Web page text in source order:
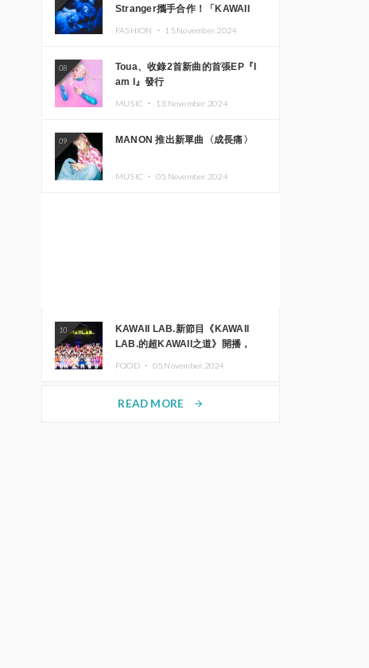
Stranger攜手合作！「KAWAII
FASHION ・ 15.November.2024
08
Toua、收錄2首新曲的首張EP『I
am I』發行
MUSIC ・ 13.November.2024
09 MANON 推出新單曲〈成長痛〉
MUSIC ・ 05.November.2024
10
KAWAII LAB.新節目《KAWAII
LAB.的超KAWAII之道》開播，
FOOD ・ 05.November.2024
READ MORE arrow_forward